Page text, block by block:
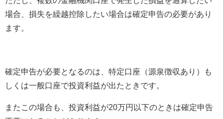
場合、損失を繰越控除したい場合は確定申告の必要があり
ます。
確定申告が必要となるのは、特定口座（源泉徴収あり）も
しくは一般口座で投資利益が出たときです。
またこの場合も、投資利益が20万円以下のときは確定申告